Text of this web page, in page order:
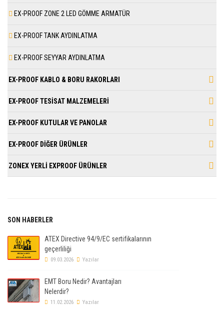
EX-PROOF ZONE 2 LED GÖMME ARMATÜR
EX-PROOF TANK AYDINLATMA
EX-PROOF SEYYAR AYDINLATMA
EX-PROOF KABLO & BORU RAKORLARI
EX-PROOF TESİSAT MALZEMELERİ
EX-PROOF KUTULAR VE PANOLAR
EX-PROOF DİĞER ÜRÜNLER
ZONEX YERLİ EXPROOF ÜRÜNLER
SON HABERLER
ATEX Directive 94/9/EC sertifikalarının
geçerliliği
09.03.2026 Yazılar
EMT Boru Nedir? Avantajları
Nelerdir?
11.02.2026 Yazılar